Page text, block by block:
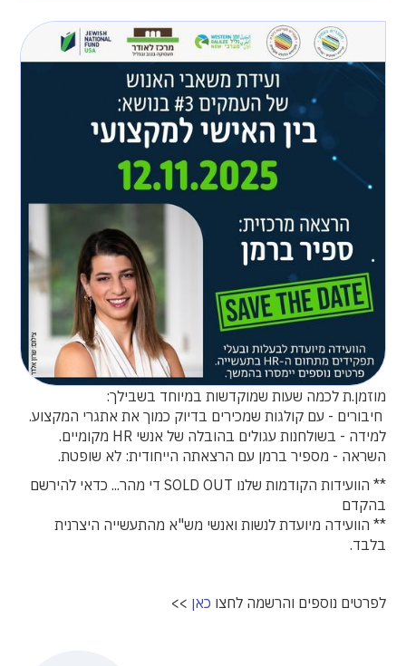
מוזמן.ת לכמה שעות שמוקדשות במיוחד בשבילך:
‍ חיבורים - עם קולגות שמכירים בדיוק כמוך את אתגרי המקצוע.
למידה - בשולחנות עגולים בהובלה של אנשי HR מקומיים.
השראה - מספיר ברמן עם הרצאתה הייחודית: לא שופטת.
** הוועידות הקודמות שלנו SOLD OUT די מהר... כדאי להירשם
בהקדם
** הוועידה מיועדת לנשות ואנשי מש"א מהתעשייה היצרנית
בלבד.
לפרטים נוספים והרשמה לחצו כאן >>